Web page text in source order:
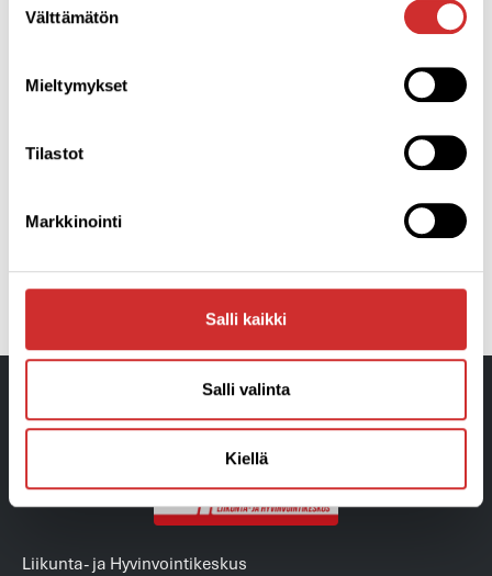
valinta
Välttämätön
Mieltymykset
Tilastot
Markkinointi
Salli kaikki
Salli valinta
Kiellä
et ole sää!
Liikunta- ja Hyvinvointikeskus Aplico
Onko liikunnan oltava aina niin vakavaa?
Liikunta- ja Hyvinvointikeskus